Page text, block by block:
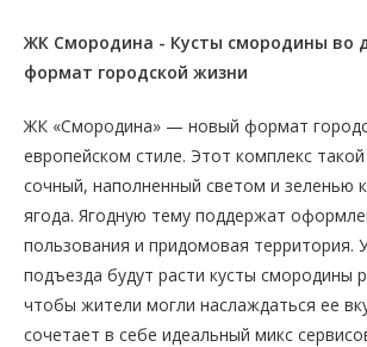
ЖК Смородина - Кусты смородины во
формат городской жизни
ЖК «Смородина» — новый формат
европейском стиле. Этот комплекс
сочный, наполненный светом и зеленью
ягода. Ягодную тему поддержат
пользования и придомовая территория.
подъезда будут расти кусты смородины
чтобы жители могли наслаждаться ее
сочетает в себе идеальный микс